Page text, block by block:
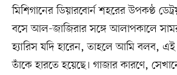
মিশিগানের ডিয়ারবোর্ন শহরের উপকণ্ঠ
বসে আল-জাজিরার সঙ্গে আলাপকালে
হ্যারিস যদি হারেন, তাহলে আমি বলব, এই
তাঁকে হারতে হয়েছে। গাজার কারণে,